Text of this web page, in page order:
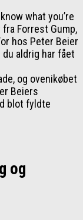
what you’re
Forrest Gump,
hos Peter Beier
aldrig har fået
og ovenikøbet
Beiers
blot fyldte
og